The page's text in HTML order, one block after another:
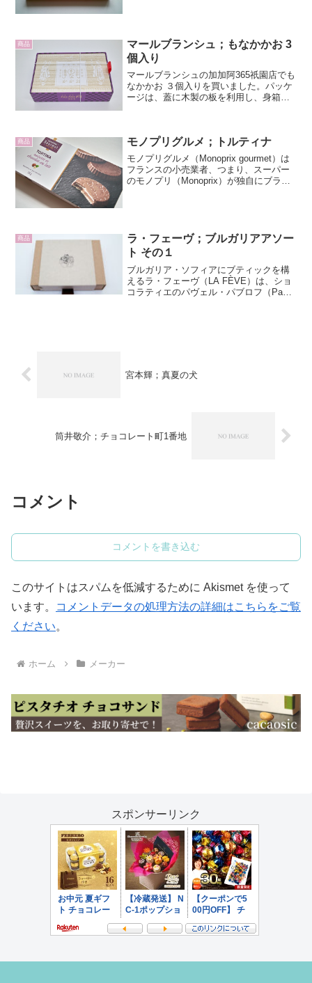
商品
マールブランシュ；もなかかお 3
個入り
マールブランシュの加加阿365祇園店でも
なかかお ３個入りを買いました。パッケ
ージは、蓋に木製の板を利用し、身箱が
した二人の舞妓さん、...
商品 モノプリグルメ；トルティナ
モノプリグルメ（Monoprix gourmet）は
フランスの小売業者、つまり、スーパー
のモノプリ（Monoprix）が独自にブラン
商品
ラ・フェーヴ；ブルガリアアソー
ト その１
ブルガリア・ソフィアにブティックを構
えるラ・フェーヴ（LA FÈVE）は、ショ
コラティエのパヴェル・パブロフ（Pavel
宮本輝；真夏の犬
筒井敬介；チョコレート町1番地
コメント
コメントを書き込む
このサイトはスパムを低減するために Akismet を使って
います。
コメントデータの処理方法の詳細はこちらをご覧
ください。
ホーム メーカー
スポンサーリンク